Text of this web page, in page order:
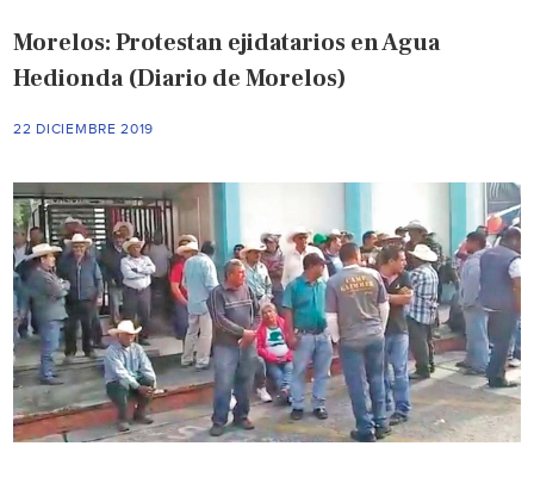
Morelos: Protestan ejidatarios en Agua
Hedionda (Diario de Morelos)
22 DICIEMBRE 2019